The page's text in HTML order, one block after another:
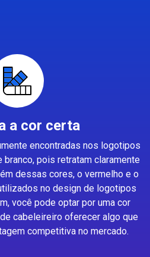
a cor certa
encontradas nos logotipos
pois retratam claramente
dessas cores, o vermelho e o
no design de logotipos
você pode optar por uma cor
cabeleireiro oferecer algo que
competitiva no mercado.